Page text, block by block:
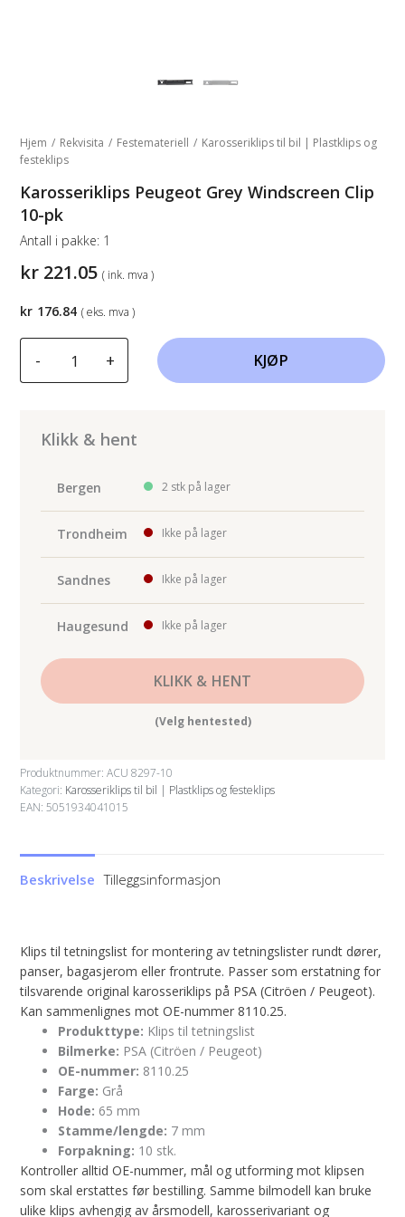
Hjem / Rekvisita / Festemateriell / Karosseriklips til bil | Plastklips og
festeklips
Karosseriklips Peugeot Grey Windscreen Clip
10-pk
kr 221.05 ( ink. mva )
Antall i pakke: 1
-
Peugeot
Clip
antall
+ KJØP
Klikk & hent
Bergen 2 stk på lager
Trondheim Ikke på lager
Sandnes Ikke på lager
Haugesund Ikke på lager
KLIKK & HENT
(Velg hentested)
Produktnummer:ACU 8297-10
Kategori: Karosseriklips til bil | Plastklips og festeklips
EAN: 5051934041015
kr 176.84 ( eks. mva )
Beskrivelse Tilleggsinformasjon
Klips til tetningslist for montering av tetningslister rundt dører,
panser, bagasjerom eller frontrute. Passer som erstatning for
tilsvarende original karosseriklips på PSA (Citröen / Peugeot).
Kan sammenlignes mot OE-nummer 8110.25.
Produkttype: Klips til tetningslist
Bilmerke: PSA (Citröen / Peugeot)
OE-nummer: 8110.25
Farge: Grå
Hode: 65 mm
Stamme/lengde: 7 mm
Forpakning: 10 stk.
Kontroller alltid OE-nummer, mål og utforming mot klipsen
som skal erstattes før bestilling. Samme bilmodell kan bruke
ulike klips avhengig av årsmodell, karosserivariant og